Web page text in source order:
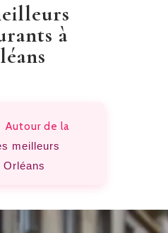
à
Autour de la
meilleurs